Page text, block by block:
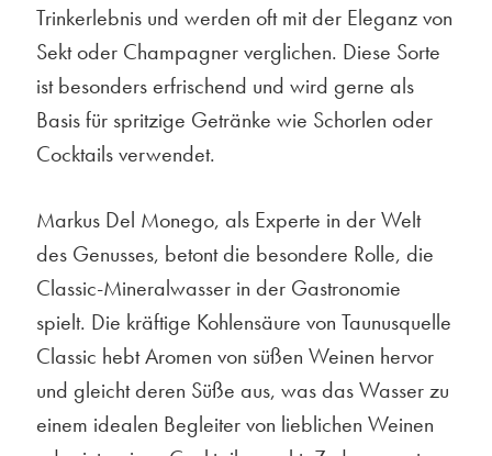
Trinkerlebnis und werden oft mit der Eleganz von
Sekt oder Champagner verglichen. Diese Sorte
ist besonders erfrischend und wird gerne als
Basis für spritzige Getränke wie Schorlen oder
Cocktails verwendet.
Markus Del Monego, als Experte in der Welt
des Genusses, betont die besondere Rolle, die
Classic-Mineralwasser in der Gastronomie
spielt. Die kräftige Kohlensäure von Taunusquelle
Classic hebt Aromen von süßen Weinen hervor
und gleicht deren Süße aus, was das Wasser zu
einem idealen Begleiter von lieblichen Weinen